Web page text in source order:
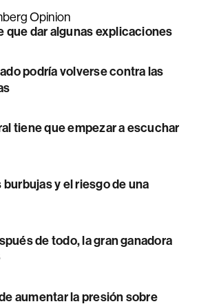
Opinion
que dar algunas explicaciones
podría volverse contra las
tiene que empezar a escuchar
y el riesgo de una
de todo, la gran ganadora
aumentar la presión sobre